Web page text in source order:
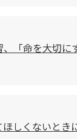
「命を大切に
しくないとき